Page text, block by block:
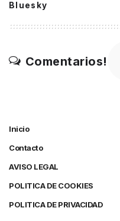
Bluesky
Comentarios!
Inicio
Contacto
AVISO LEGAL
POLITICA DE COOKIES
POLITICA DE PRIVACIDAD